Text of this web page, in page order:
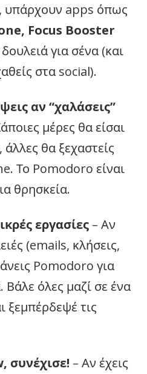
υπάρχουν apps όπως
Focus Booster
για σένα (και
στα social).
αν “χαλάσεις”
μέρες θα είσαι
θα ξεχαστείς
Το Pomodoro είναι
θρησκεία.
εργασίες – Αν
(emails, κλήσεις,
Pomodoro για
Βάλε όλες μαζί σε ένα
ξεμπέρδεψέ τις
συνέχισε! – Αν έχεις